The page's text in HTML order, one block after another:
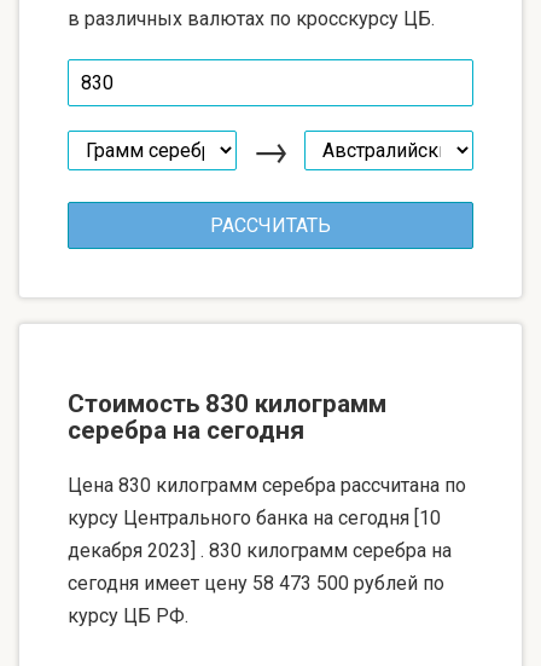
в различных валютах по кросскурсу ЦБ.
→
Стоимость 830 килограмм
серебра на сегодня
Цена 830 килограмм серебра рассчитана по
курсу Центрального банка на сегодня [10
декабря 2023] . 830 килограмм серебра на
сегодня имеет цену 58 473 500 рублей по
курсу ЦБ РФ.